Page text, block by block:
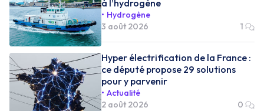
à l’hydrogène
Hydrogène
3 août 2026
1
Hyper électrification de la France :
ce député propose 29 solutions
pour y parvenir
Actualité
2 août 2026
0